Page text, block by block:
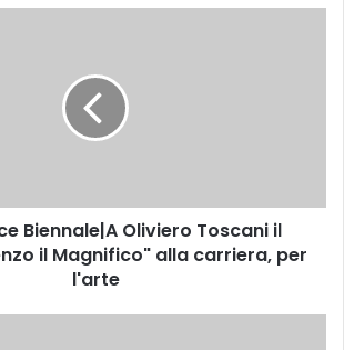
Biennale|A Oliviero Toscani il
il Magnifico" alla carriera, per
l'arte